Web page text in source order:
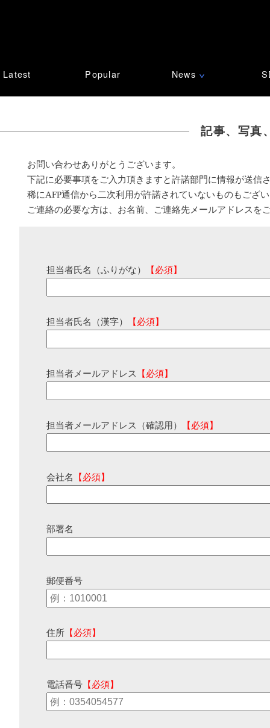
Latest Popular News ∨
記事、写真
お問い合わせありがとうございます。
下記に必要事項をご入力頂きますと許諾部門に情報が送信
稀にAFP通信から二次利用が許諾されていないものもござ
ご連絡の必要な方は、お名前、ご連絡先メールアドレスを
担当者氏名（ふりがな） 【必須】
担当者氏名（漢字） 【必須】
担当者メールアドレス 【必須】
担当者メールアドレス（確認用） 【必須】
会社名 【必須】
部署名
郵便番号
住所 【必須】
電話番号 【必須】